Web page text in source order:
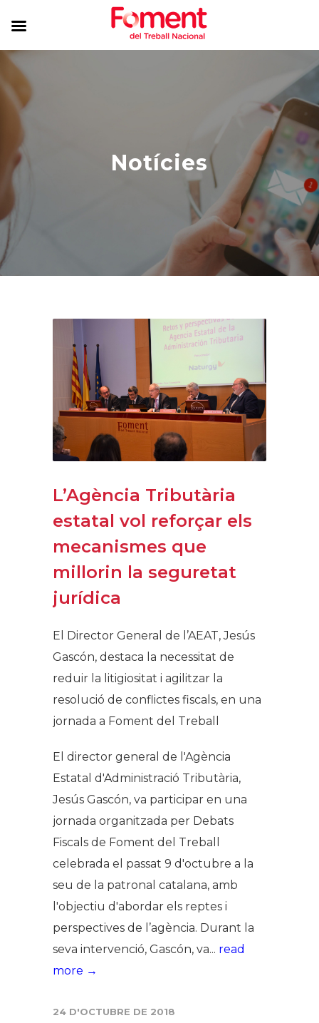
Notícies
L’Agència Tributària
estatal vol reforçar els
mecanismes que
millorin la seguretat
jurídica
El Director General de l’AEAT, Jesús
Gascón, destaca la necessitat de
reduir la litigiositat i agilitzar la
resolució de conflictes fiscals, en una
jornada a Foment del Treball
El director general de l'Agència
Estatal d'Administració Tributària,
Jesús Gascón, va participar en una
jornada organitzada per Debats
Fiscals de Foment del Treball
celebrada el passat 9 d'octubre a la
seu de la patronal catalana, amb
l'objectiu d'abordar els reptes i
perspectives de l’agència. Durant la
seva intervenció, Gascón, va... read
more →
24 D'OCTUBRE DE 2018